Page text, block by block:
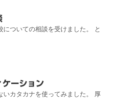
についての相談を受けました。 と
ケーション
いカタカナを使ってみました。 厚